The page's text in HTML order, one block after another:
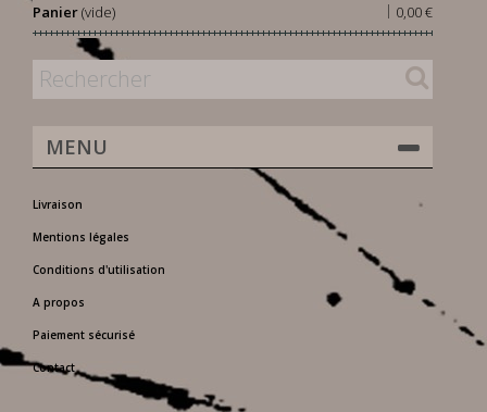
Panier 0,00 €
|
(vide)
MENU
Livraison
Mentions légales
Conditions d'utilisation
A propos
Paiement sécurisé
Contact